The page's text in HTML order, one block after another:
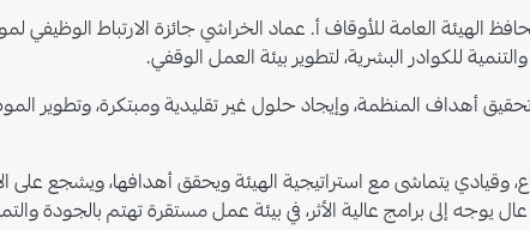
الهيئة العامة للأوقاف أ. عماد الخراشي جائزة الارتباط الوظيفي
للكوادر البشرية، لتطوير بيئة العمل الوقفي.
أهداف المنظمة، وإيجاد حلول غير تقليدية ومبتكرة، وتطوير
وقيادي يتماشى مع استراتيجية الهيئة ويحقق أهدافها، ويشجع على
إلى برامج عالية الأثر، في بيئة عمل مستقرة تهتم بالجودة